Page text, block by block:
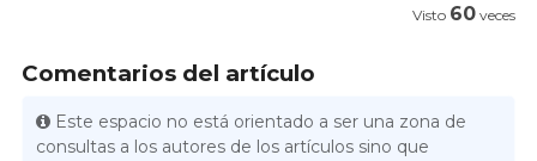
Visto 60 veces
Comentarios del artículo
Este espacio no está orientado a ser una zona de
consultas a los autores de los artículos sino que